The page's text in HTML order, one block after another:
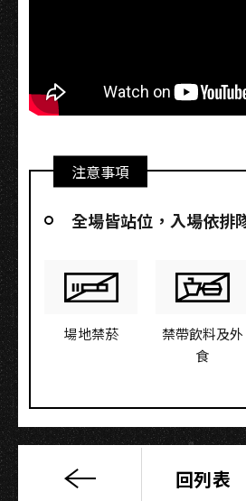
注意事項
全場皆站位，入場依排
場地禁菸
禁帶飲料及外
食
十
回列表